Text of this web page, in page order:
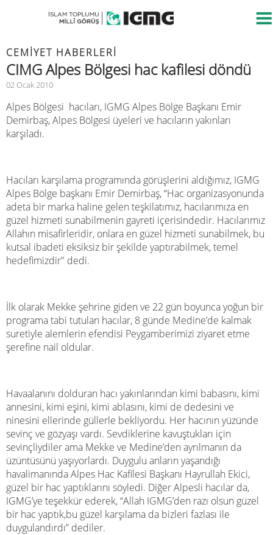
CEMIYET HABERLERI
CIMG Alpes Bölgesi hac kafilesi döndü
02 Ocak 2010
Alpes Bölgesi hacıları, IGMG Alpes Bölge Başkanı Emir
Demirbaş, Alpes Bölgesi üyeleri ve hacıların yakınları
karşıladı.
Hacıları karşılama programında görüşlerini aldığımız, IGMG
Alpes Bölge başkanı Emir Demirbaş, “Hac organizasyonunda
adeta bir marka haline gelen teşkilatımız, hacılarımıza en
güzel hizmeti sunabilmenin gayreti içerisindedir. Hacılarımız
Allahın misafirleridir, onlara en güzel hizmeti sunabilmek, bu
kutsal ibadeti eksiksiz bir şekilde yaptırabilmek, temel
hedefimizdir" dedi.
İlk olarak Mekke şehrine giden ve 22 gün boyunca yoğun bir
programa tabi tutulan hacılar, 8 günde Medine’de kalmak
suretiyle alemlerin efendisi Peygamberimizi ziyaret etme
şerefine nail oldular.
Havaalanını dolduran hacı yakınlarından kimi babasını, kimi
annesini, kimi eşini, kimi ablasını, kimi de dedesini ve
ninesini ellerinde güllerle bekliyordu. Her hacının yüzünde
sevinç ve gözyaşı vardı. Sevdiklerine kavuştukları için
sevinçliydiler ama Mekke ve Medine’den ayrılmanın da
üzüntüsünü yaşıyorlardı. Duygulu anların yaşandığı
havalimanında Alpes Hac Kafilesi Başkanı Hayrullah Ekici,
güzel bir hac yaptıklarını söyledi. Diğer Alpesli hacılar da,
IGMG’ye teşekkür ederek, “Allah IGMG’den razı olsun güzel
bir hac yaptık,bu güzel karşılama da bizleri fazlası ile
duygulandırdı” dediler.